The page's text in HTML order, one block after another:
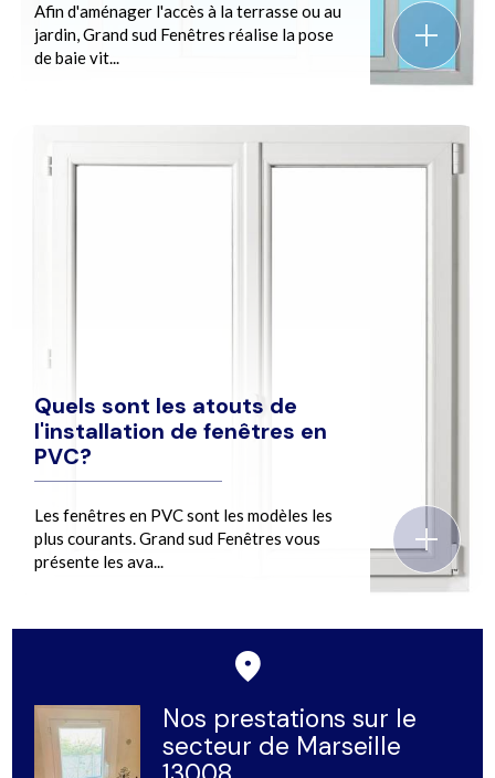
Afin d'aménager l'accès à la terrasse ou au
jardin, Grand sud Fenêtres réalise la pose
de baie vit...
Quels sont les atouts de
l'installation de fenêtres en
PVC?
Les fenêtres en PVC sont les modèles les
plus courants. Grand sud Fenêtres vous
présente les ava...
Nos prestations sur le
secteur de Marseille